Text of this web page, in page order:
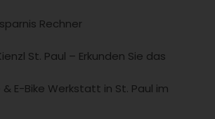
Rechner
St. Paul – Erkunden Sie das
E-Bike Werkstatt in St. Paul im